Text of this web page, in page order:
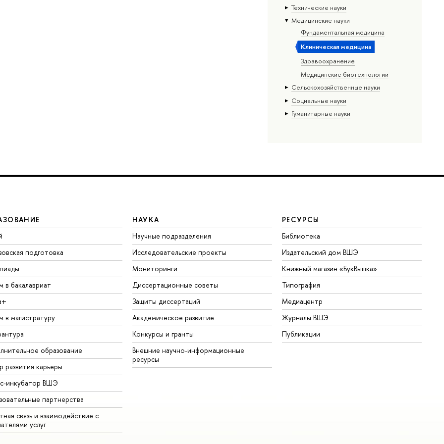
Тех­ничес­кие науки
Медицинские науки
Фундаментальная медицина
Клиническая медицина
Здравоохранение
Медицинские биотехнологии
Сельскохозяйственные науки
Социальные науки
Гуманитарные науки
подготовка
в бакалавриат
в магистратуру
образование
развития карьеры
инкубатор ВШЭ
партнерства
связь и взаимодействие с
услуг
НАУКА
Научные подразделения
Исследовательские проекты
Мониторинги
Диссертационные советы
Защиты диссертаций
Академическое развитие
Конкурсы и гранты
Внешние научно-информационные
ресурсы
РЕСУРСЫ
Библиотека
Издательский дом ВШЭ
Книжный магазин «БукВышка»
Типография
Медиацентр
Журналы ВШЭ
Публикации